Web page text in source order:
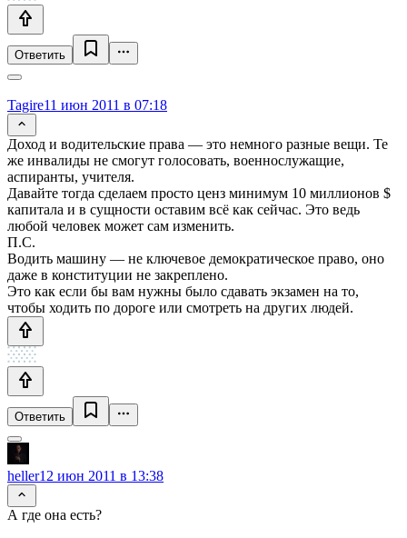
Ответить
Tagire11 июн 2011 в 07:18
Доход и водительские права — это немного разные вещи. Те
же инвалиды не смогут голосовать, военнослужащие,
аспиранты, учителя.
Давайте тогда сделаем просто ценз минимум 10 миллионов $
капитала и в сущности оставим всё как сейчас. Это ведь
любой человек может сам изменить.
П.С.
Водить машину — не ключевое демократическое право, оно
даже в конституции не закреплено.
Это как если бы вам нужны было сдавать экзамен на то,
чтобы ходить по дороге или смотреть на других людей.
Ответить
heller12 июн 2011 в 13:38
А где она есть?